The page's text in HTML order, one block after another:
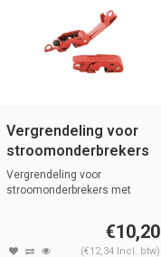
Vergrendeling voor
stroomonderbrekers
493B
Vergrendeling voor
stroomonderbrekers met
€10,20
(€12,34 Incl. btw)